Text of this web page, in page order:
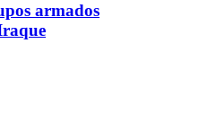
armados